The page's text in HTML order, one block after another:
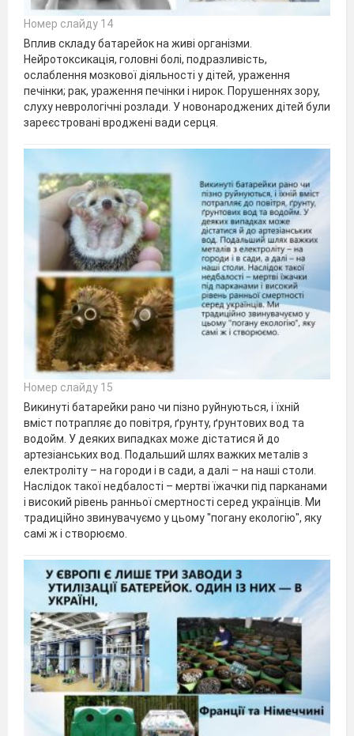
Номер слайду 14
Вплив складу батарейок на живі організми.
Нейротоксикація, головні болі, подразливість,
ослаблення мозкової діяльності у дітей, ураження
печінки; рак, ураження печінки і нирок. Порушеннях зору,
слуху неврологічні розлади. У новонароджених дітей були
зареєстровані вроджені вади серця.
Номер слайду 15
Викинуті батарейки рано чи пізно руйнуються, і їхній
вміст потрапляє до повітря, ґрунту, ґрунтових вод та
водойм. У деяких випадках може дістатися й до
артезіанських вод. Подальший шлях важких металів з
електроліту – на городи і в сади, а далі – на наші столи.
Наслідок такої недбалості – мертві їжачки під парканами
і високий рівень ранньої смертності серед українців. Ми
традиційно звинувачуємо у цьому "погану екологію", яку
самі ж і створюємо.